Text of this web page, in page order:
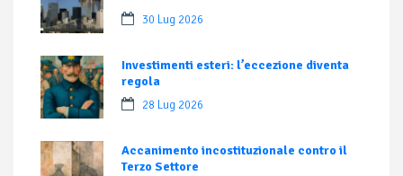
30 Lug 2026
Investimenti esteri: l’eccezione diventa
regola
28 Lug 2026
Accanimento incostituzionale contro il
Terzo Settore